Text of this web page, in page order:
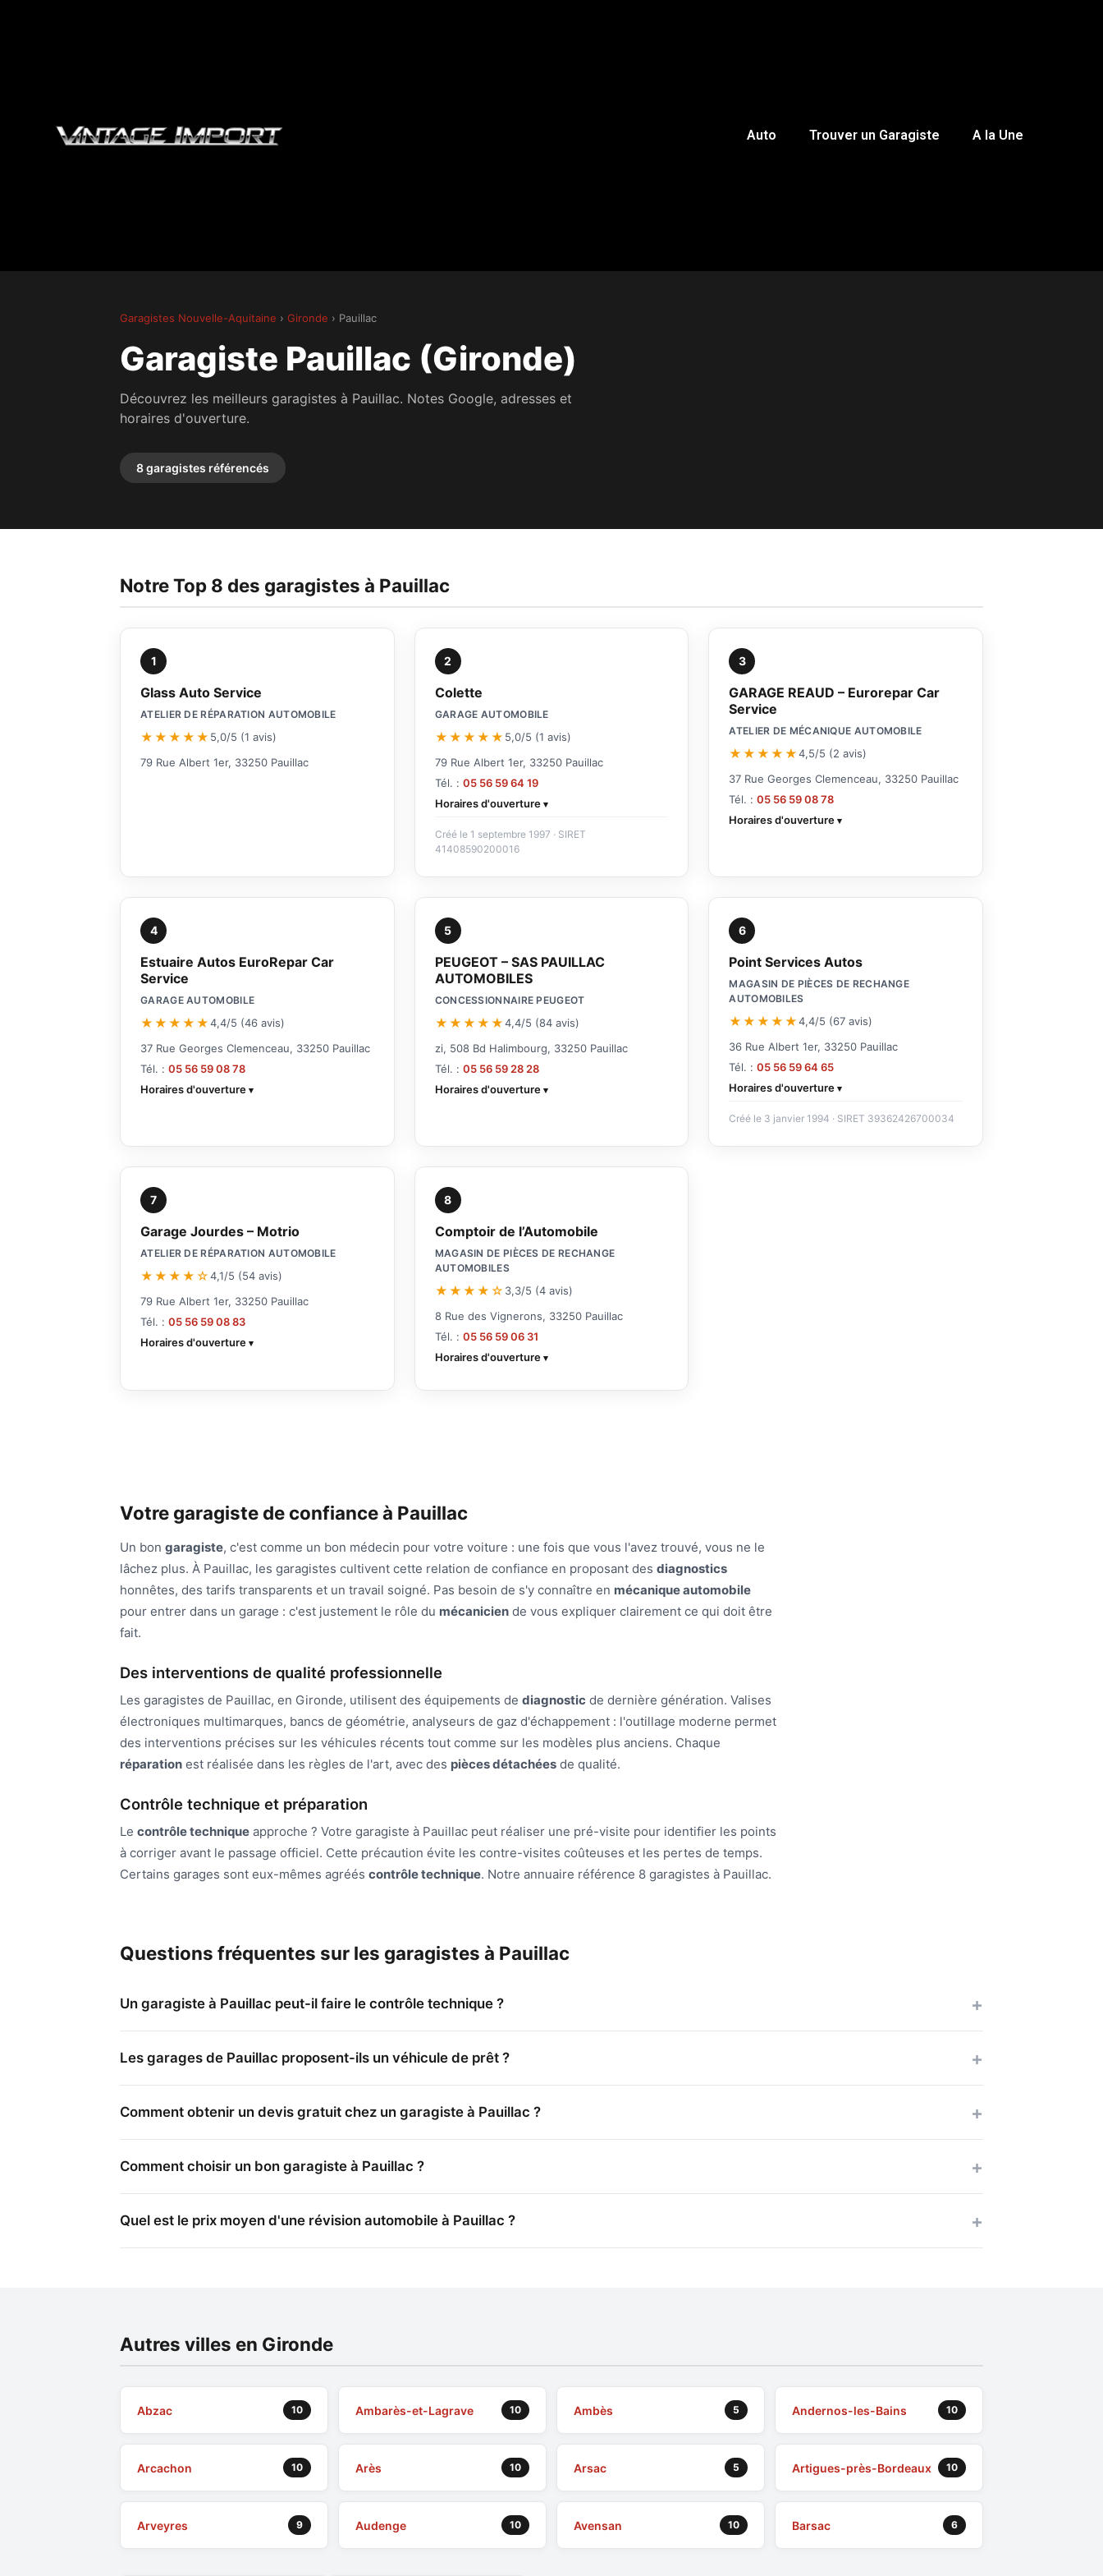
Auto Trouver un Garagiste A la Une
Garagistes Nouvelle-Aquitaine › Gironde › Pauillac
Garagiste Pauillac (Gironde)
Découvrez les meilleurs garagistes à Pauillac. Notes Google, adresses et
horaires d'ouverture.
8 garagistes référencés
Notre Top 8 des garagistes à Pauillac
1
Glass Auto Service
ATELIER DE RÉPARATION AUTOMOBILE
★★★★★ 5,0/5 (1 avis)
79 Rue Albert 1er, 33250 Pauillac
2
Colette
GARAGE AUTOMOBILE
★★★★★ 5,0/5 (1 avis)
79 Rue Albert 1er, 33250 Pauillac
Tél. : 05 56 59 64 19
Horaires d'ouverture
Créé le 1 septembre 1997 · SIRET
41408590200016
3
GARAGE REAUD – Eurorepar Car
Service
ATELIER DE MÉCANIQUE AUTOMOBILE
★★★★★4,5/5 (2 avis)
37 Rue Georges Clemenceau, 33250 Pauillac
Tél. :05 56 59 08 78
Horaires d'ouverture
4
Estuaire Autos EuroRepar Car
Service
GARAGE AUTOMOBILE
★★★★★4,4/5 (46 avis)
37 Rue Georges Clemenceau, 33250 Pauillac
Tél. : 05 56 59 08 78
Horaires d'ouverture
5
PEUGEOT – SAS PAUILLAC
AUTOMOBILES
CONCESSIONNAIRE PEUGEOT
★★★★★4,4/5 (84 avis)
zi, 508 Bd Halimbourg, 33250 Pauillac
Tél. : 05 56 59 28 28
Horaires d'ouverture
6
Point Services Autos
MAGASIN DE PIÈCES DE RECHANGE
AUTOMOBILES
★★★★★4,4/5 (67 avis)
36 Rue Albert 1er, 33250 Pauillac
Tél. :05 56 59 64 65
Horaires d'ouverture
Créé le 3 janvier 1994 · SIRET 39362426700034
7
Garage Jourdes – Motrio
ATELIER DE RÉPARATION AUTOMOBILE
★★★★☆4,1/5 (54 avis)
79 Rue Albert 1er, 33250 Pauillac
Tél. : 05 56 59 08 83
Horaires d'ouverture
8
Comptoir de l’Automobile
MAGASIN DE PIÈCES DE RECHANGE
AUTOMOBILES
★★★★☆ 3,3/5 (4 avis)
8 Rue des Vignerons, 33250 Pauillac
Tél. : 05 56 59 06 31
Horaires d'ouverture
Votre garagiste de confiance à Pauillac
Un bon garagiste, c'est comme un bon médecin pour votre voiture : une fois que vous l'avez trouvé, vous ne le
lâchez plus. À Pauillac, les garagistes cultivent cette relation de confiance en proposant des diagnostics
honnêtes, des tarifs transparents et un travail soigné. Pas besoin de s'y connaître en mécanique automobile
pour entrer dans un garage : c'est justement le rôle du mécanicien de vous expliquer clairement ce qui doit être
fait.
Des interventions de qualité professionnelle
Les garagistes de Pauillac, en Gironde, utilisent des équipements de diagnostic de dernière génération. Valises
électroniques multimarques, bancs de géométrie, analyseurs de gaz d'échappement : l'outillage moderne permet
des interventions précises sur les véhicules récents tout comme sur les modèles plus anciens. Chaque
réparation est réalisée dans les règles de l'art, avec des pièces détachées de qualité.
Contrôle technique et préparation
Le contrôle technique approche ? Votre garagiste à Pauillac peut réaliser une pré-visite pour identifier les points
à corriger avant le passage officiel. Cette précaution évite les contre-visites coûteuses et les pertes de temps.
Certains garages sont eux-mêmes agréés contrôle technique. Notre annuaire référence 8 garagistes à Pauillac.
Questions fréquentes sur les garagistes à Pauillac
Un garagiste à Pauillac peut-il faire le contrôle technique ?
Les garages de Pauillac proposent-ils un véhicule de prêt ?
Comment obtenir un devis gratuit chez un garagiste à Pauillac ?
Comment choisir un bon garagiste à Pauillac ?
Quel est le prix moyen d'une révision automobile à Pauillac ?
Autres villes en Gironde
Abzac 10 Ambarès-et-Lagrave 10 Ambès 5 Andernos-les-Bains 10
Arcachon 10 Arès 10 Arsac 5 Artigues-près-Bordeaux 10
Arveyres 9 Audenge 10 Avensan 10 Barsac 6